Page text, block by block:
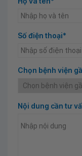
Số điện thoại*
Chọn bệnh viện
Nội dung cần tư